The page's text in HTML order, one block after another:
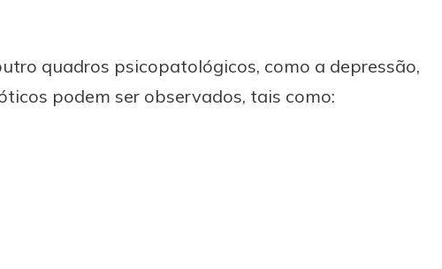
quadros psicopatológicos, como a depressão,
podem ser observados, tais como: